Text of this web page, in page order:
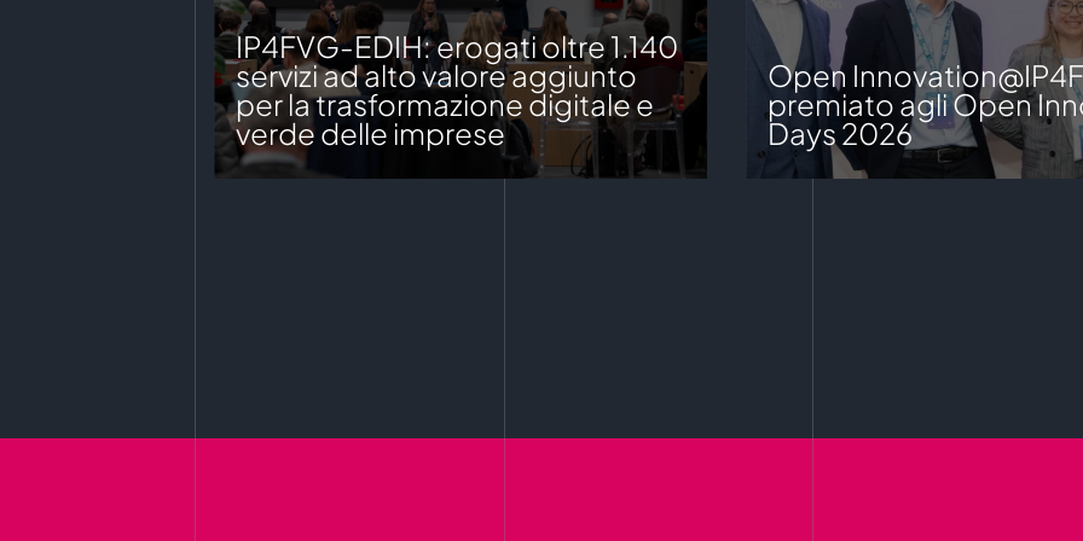
IP4FVG-EDIH: erogati oltre 1.140
servizi ad alto valore aggiunto
per la trasformazione digitale e
verde delle imprese
Open
premiato agli Open
Days 2026